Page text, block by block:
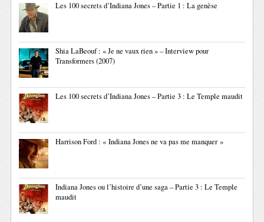
Les 100 secrets d’Indiana Jones – Partie 1 : La genèse
Shia LaBeouf : « Je ne vaux rien » – Interview pour
Transformers (2007)
Les 100 secrets d’Indiana Jones – Partie 3 : Le Temple maudit
Harrison Ford : « Indiana Jones ne va pas me manquer »
Indiana Jones ou l’histoire d’une saga – Partie 3 : Le Temple
maudit